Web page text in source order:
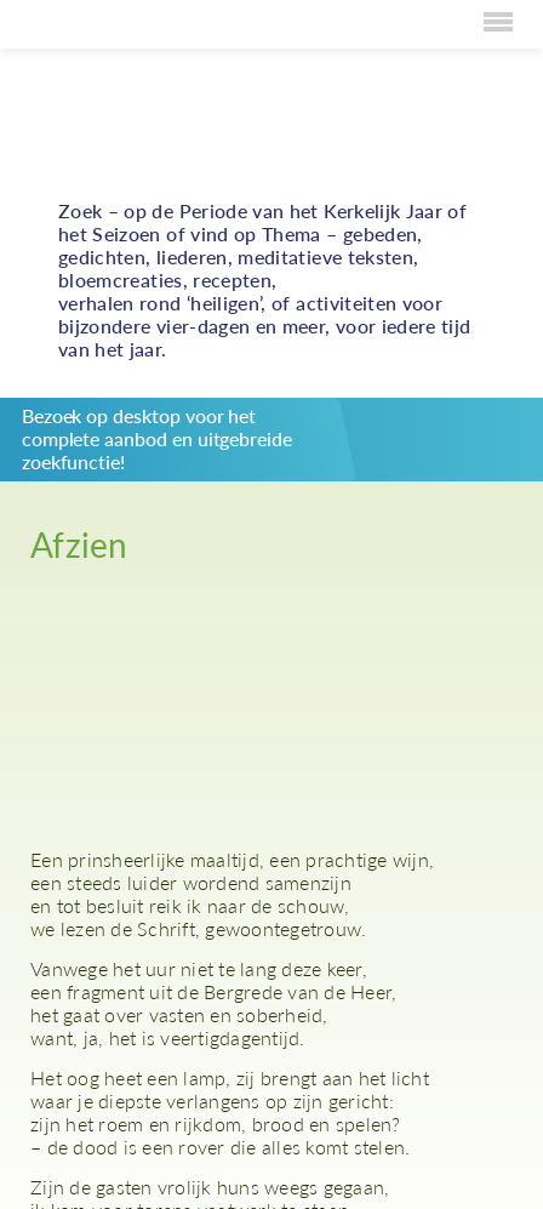
Over Vieren
Over Eten
Over Activiteiten
Inzenden
Over ons
Privacybeleid
Redactiestatuut
log in
Zoek – op de Periode van het Kerkelijk Jaar of
het Seizoen of vind op Thema – gebeden,
gedichten, liederen, meditatieve teksten,
bloemcreaties, recepten,
verhalen rond ‘heiligen’, of activiteiten voor
bijzondere vier-dagen en meer, voor iedere tijd
van het jaar.
Bezoek op desktop voor het
complete aanbod en uitgebreide
zoekfunctie!
Afzien
Een prinsheerlijke maaltijd, een prachtige wijn,
een steeds luider wordend samenzijn
en tot besluit reik ik naar de schouw,
we lezen de Schrift, gewoontegetrouw.
Vanwege het uur niet te lang deze keer,
een fragment uit de Bergrede van de Heer,
het gaat over vasten en soberheid,
want, ja, het is veertigdagentijd.
Het oog heet een lamp, zij brengt aan het licht
waar je diepste verlangens op zijn gericht:
zijn het roem en rijkdom, brood en spelen?
– de dood is een rover die alles komt stelen.
Zijn de gasten vrolijk huns weegs gegaan,